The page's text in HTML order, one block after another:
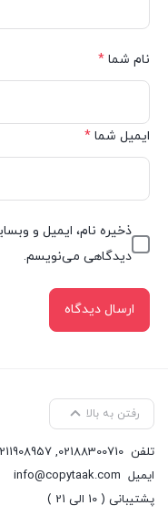
نام شما *
ایمیل شما *
ذخیره نام، ایمیل و
دیدگاهی می‌نویسم.
رفتن به بالا
تلفن 02188300710
,
ایمیل info@copytaak.com
پشتیبانی ( 10 الی 21 )